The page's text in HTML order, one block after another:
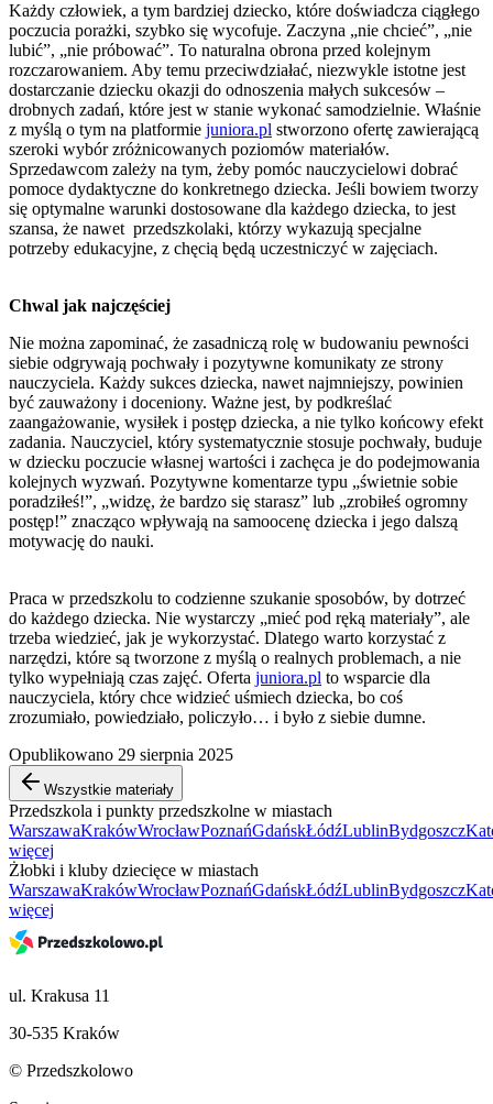
Każdy człowiek, a tym bardziej dziecko, które doświadcza ciągłego
poczucia porażki, szybko się wycofuje. Zaczyna „nie chcieć”, „nie
lubić”, „nie próbować”. To naturalna obrona przed kolejnym
rozczarowaniem. Aby temu przeciwdziałać, niezwykle istotne jest
dostarczanie dziecku okazji do odnoszenia małych sukcesów –
drobnych zadań, które jest w stanie wykonać samodzielnie. Właśnie
z myślą o tym na platformie juniora.pl stworzono ofertę zawierającą
szeroki wybór zróżnicowanych poziomów materiałów.
Sprzedawcom zależy na tym, żeby pomóc nauczycielowi dobrać
pomoce dydaktyczne do konkretnego dziecka. Jeśli bowiem tworzy
się optymalne warunki dostosowane dla każdego dziecka, to jest
szansa, że nawet przedszkolaki, którzy wykazują specjalne
potrzeby edukacyjne, z chęcią będą uczestniczyć w zajęciach.
Chwal jak najczęściej
Nie można zapominać, że zasadniczą rolę w budowaniu pewności
siebie odgrywają pochwały i pozytywne komunikaty ze strony
nauczyciela. Każdy sukces dziecka, nawet najmniejszy, powinien
być zauważony i doceniony. Ważne jest, by podkreślać
zaangażowanie, wysiłek i postęp dziecka, a nie tylko końcowy efekt
zadania. Nauczyciel, który systematycznie stosuje pochwały, buduje
w dziecku poczucie własnej wartości i zachęca je do podejmowania
kolejnych wyzwań. Pozytywne komentarze typu „świetnie sobie
poradziłeś!”, „widzę, że bardzo się starasz” lub „zrobiłeś ogromny
postęp!” znacząco wpływają na samoocenę dziecka i jego dalszą
motywację do nauki.
Praca w przedszkolu to codzienne szukanie sposobów, by dotrzeć
do każdego dziecka. Nie wystarczy „mieć pod ręką materiały”, ale
trzeba wiedzieć, jak je wykorzystać. Dlatego warto korzystać z
narzędzi, które są tworzone z myślą o realnych problemach, a nie
tylko wypełniają czas zajęć. Oferta juniora.pl to wsparcie dla
nauczyciela, który chce widzieć uśmiech dziecka, bo coś
zrozumiało, powiedziało, policzyło… i było z siebie dumne.
Opublikowano 29 sierpnia 2025
Wszystkie materiały
Przedszkola i punkty przedszkolne w miastach
WarszawaKrakówWrocławPoznańGdańskŁódźLublinBydgoszcz
więcej
Żłobki i kluby dziecięce w miastach
WarszawaKrakówWrocławPoznańGdańskŁódźLublinBydgoszcz
więcej
ul. Krakusa 11
30-535 Kraków
© Przedszkolowo